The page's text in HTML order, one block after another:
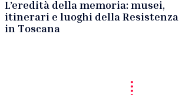
L’eredità della memoria: musei,
itinerari e luoghi della Resistenza
in Toscana